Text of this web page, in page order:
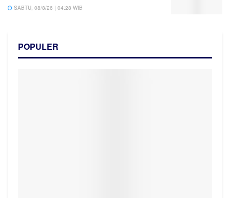
SABTU, 08/8/26 | 04:28 WIB
POPULER